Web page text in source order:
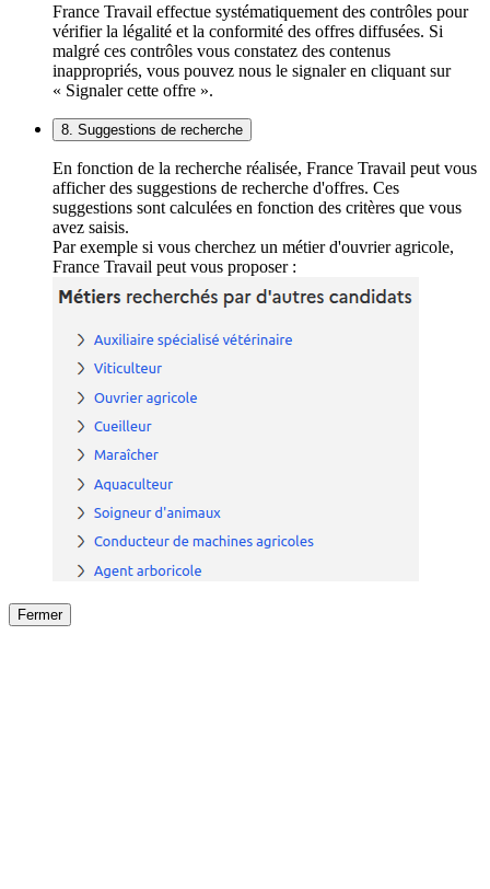
France Travail effectue systématiquement des contrôles pour
vérifier la légalité et la conformité des offres diffusées. Si
malgré ces contrôles vous constatez des contenus
inappropriés, vous pouvez nous le signaler en cliquant sur
« Signaler cette offre ».
8. Suggestions de recherche
En fonction de la recherche réalisée, France Travail peut vous
afficher des suggestions de recherche d'offres. Ces
suggestions sont calculées en fonction des critères que vous
avez saisis.
Par exemple si vous cherchez un métier d'ouvrier agricole,
France Travail peut vous proposer :
Fermer